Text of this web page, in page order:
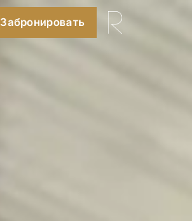
Забронировать